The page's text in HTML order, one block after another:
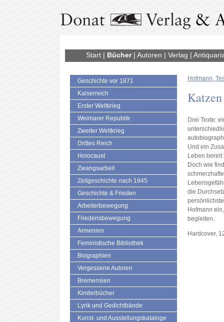
Start| Bücher| Autoren | Verlag |
Geschichte vor 1871
Kaiserreich
Erster Weltkrieg
Weimarer Republik
Zweiter Weltkrieg
Drittes Reich
Holocaust
Zwangsarbeit
Zeitgeschichte nach 1945
Geschichte & Frieden
Arbeiterbewegung
Friedensbewegung
Armenien
Feministische Bibliothek
Biographien
Vergessene Autoren
Bremensien
Kinderbücher
Lyrik und Gedichtbände
Kunst- und Ausstellungskataloge
Hofmann,
Drei Texte:
Und ein
Leben
Doch wie
die
Hofmann
begleiten.
Hardcover,